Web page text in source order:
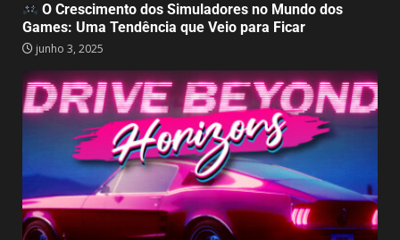
7
abril 1, 2025 2
O Crescimento dos Simuladores no Mundo dos
Games: Uma Tendência que Veio para Ficar
junho 3, 2025